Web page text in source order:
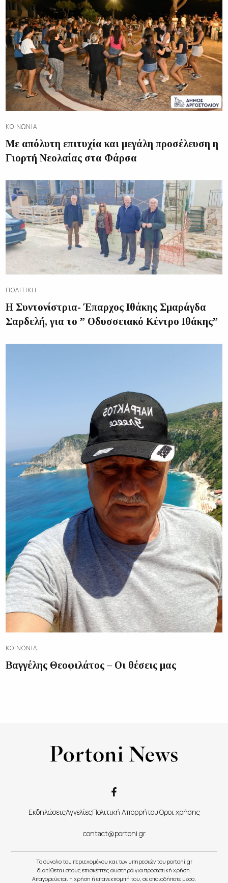
ΚΟΙΝΩΝΊΑ
Με απόλυτη επιτυχία και μεγάλη προσέλευση η
Γιορτή Νεολαίας στα Φάρσα
ΠΟΛΙΤΙΚΉ
Η Συντονίστρια- Έπαρχος Ιθάκης Σμαράγδα
Σαρδελή, για το ” Οδυσσειακό Κέντρο Ιθάκης”
ΚΟΙΝΩΝΊΑ
Βαγγέλης Θεοφιλάτος – Οι θέσεις μας
ΕκδηλώσειςΑγγελίεςΠολιτική ΑπορρήτουΌροι χρήσης
contact@portoni.gr
Το σύνολο του περιεχομένου και των υπηρεσιών του portoni.gr
διατίθεται στους επισκέπτες αυστηρά για προσωπική χρήση.
Απαγορεύεται η χρήση ή επανεκπομπή του, σε οποιοδήποτε μέσο,